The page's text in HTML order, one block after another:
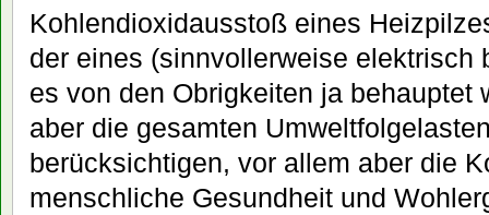
Kohlendioxidausstoß eines
der eines (sinnvollerweise elektrisch
es von den Obrigkeiten ja behauptet
aber die gesamten
berücksichtigen, vor allem aber die
menschliche Gesundheit und